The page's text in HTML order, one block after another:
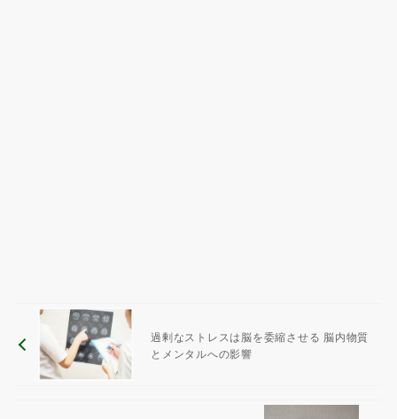
過剰なストレスは脳を委縮させる 脳内物質
とメンタルへの影響